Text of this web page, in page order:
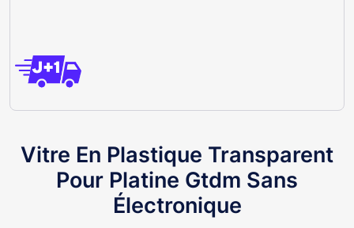
Vitre En Plastique Transparent
Pour Platine Gtdm Sans
Électronique